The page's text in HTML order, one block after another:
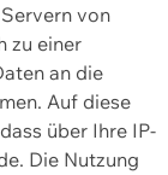
von
zu einer
an die
Auf diese
über Ihre IP-
Die Nutzung